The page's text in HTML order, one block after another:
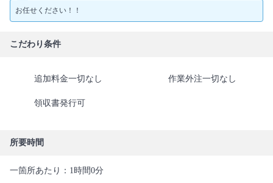
お任せください！！
こだわり条件
追加料金一切なし 作業外注一切なし
領収書発行可
所要時間
一箇所あたり：1時間0分